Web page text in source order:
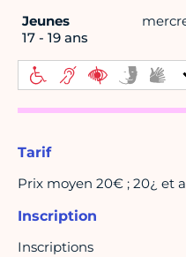
Jeunes
17 - 19 ans
Tarif
Prix moyen 20€ ; 20¿ et
Inscription
Inscriptions